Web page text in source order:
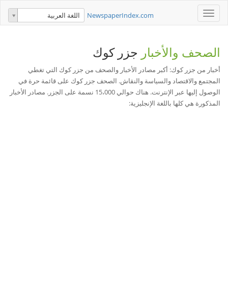
Toggle
navigation
NewspaperIndex.com اللغة العربية
الصحف والأخبار جزر كوك
أخبار من جزر كوك: أكبر مصادر الأخبار والصحف من جزر كوك التي تغطي
المجتمع والاقتصاد والسياسة والنقاش. الصحف جزر كوك على قائمة حرة في
الوصول إليها عبر الإنترنت. هناك حوالي 15،000 نسمة على الجزر. مصادر الأخبار
المذكورة هي كلها باللغة الإنجليزية: